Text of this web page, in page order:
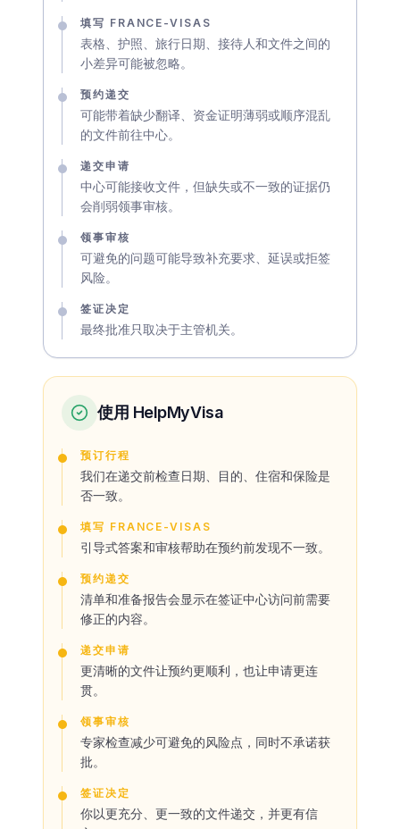
填写 FRANCE-VISAS
表格、护照、旅行日期、接待人和文件之间的
小差异可能被忽略。
预约递交
可能带着缺少翻译、资金证明薄弱或顺序混乱
的文件前往中心。
递交申请
中心可能接收文件，但缺失或不一致的证据仍
会削弱领事审核。
领事审核
可避免的问题可能导致补充要求、延误或拒签
风险。
签证决定
最终批准只取决于主管机关。
使用 HelpMyVisa
预订行程
我们在递交前检查日期、目的、住宿和保险是
否一致。
填写 FRANCE-VISAS
引导式答案和审核帮助在预约前发现不一致。
预约递交
清单和准备报告会显示在签证中心访问前需要
修正的内容。
递交申请
更清晰的文件让预约更顺利，也让申请更连
贯。
领事审核
专家检查减少可避免的风险点，同时不承诺获
批。
签证决定
你以更充分、更一致的文件递交，并更有信